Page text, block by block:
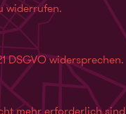
widerrufen.
DSGVO widersprechen.
mehr erforderlich sind